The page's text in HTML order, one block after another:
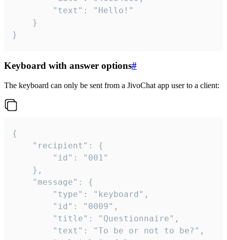
}
Keyboard with answer options#
The keyboard can only be sent from a JivoChat app user to a client:
{